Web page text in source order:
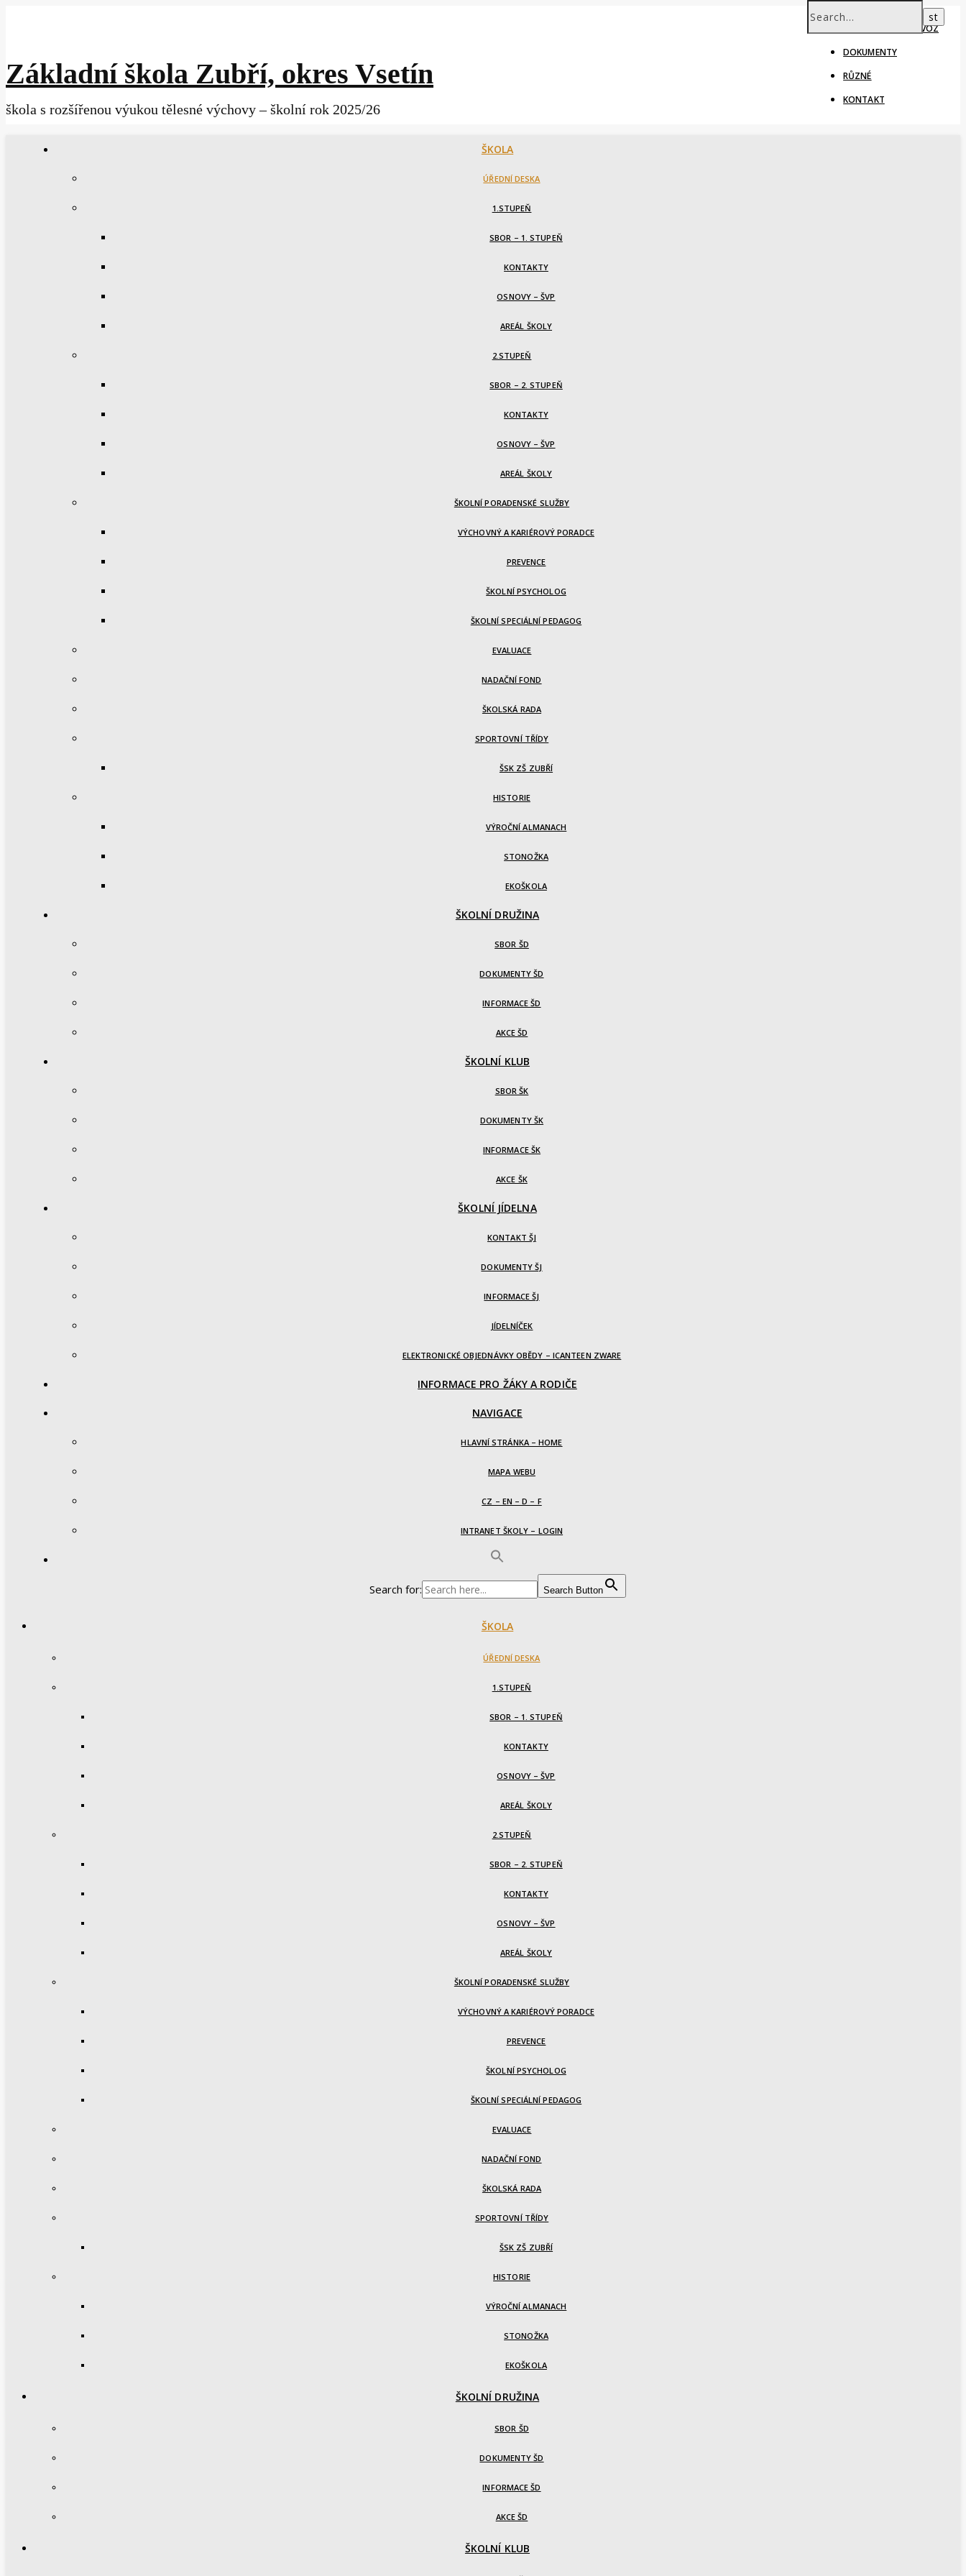
ŠKOLNÍ ROK – PROVOZ
DOKUMENTY
RŮZNÉ
KONTAKT
Základní škola Zubří, okres Vsetín
škola s rozšířenou výukou tělesné výchovy – školní rok 2025/26
ŠKOLA
ÚŘEDNÍ DESKA
1.STUPEŇ
SBOR – 1. STUPEŇ
KONTAKTY
OSNOVY – ŠVP
AREÁL ŠKOLY
2.STUPEŇ
SBOR – 2. STUPEŇ
KONTAKTY
OSNOVY – ŠVP
AREÁL ŠKOLY
ŠKOLNÍ PORADENSKÉ SLUŽBY
VÝCHOVNÝ A KARIÉROVÝ PORADCE
PREVENCE
ŠKOLNÍ PSYCHOLOG
ŠKOLNÍ SPECIÁLNÍ PEDAGOG
EVALUACE
NADAČNÍ FOND
ŠKOLSKÁ RADA
SPORTOVNÍ TŘÍDY
ŠSK ZŠ ZUBŘÍ
HISTORIE
VÝROČNÍ ALMANACH
STONOŽKA
EKOŠKOLA
ŠKOLNÍ DRUŽINA
SBOR ŠD
DOKUMENTY ŠD
INFORMACE ŠD
AKCE ŠD
ŠKOLNÍ KLUB
SBOR ŠK
DOKUMENTY ŠK
INFORMACE ŠK
AKCE ŠK
ŠKOLNÍ JÍDELNA
KONTAKT ŠJ
DOKUMENTY ŠJ
INFORMACE ŠJ
JÍDELNÍČEK
ELEKTRONICKÉ OBJEDNÁVKY OBĚDY – ICANTEEN ZWARE
INFORMACE PRO ŽÁKY A RODIČE
NAVIGACE
HLAVNÍ STRÁNKA – HOME
MAPA WEBU
CZ – EN – D – F
INTRANET ŠKOLY – LOGIN
Search for: Search Button
ŠKOLA
ÚŘEDNÍ DESKA
1.STUPEŇ
SBOR – 1. STUPEŇ
KONTAKTY
OSNOVY – ŠVP
AREÁL ŠKOLY
2.STUPEŇ
SBOR – 2. STUPEŇ
KONTAKTY
OSNOVY – ŠVP
AREÁL ŠKOLY
ŠKOLNÍ PORADENSKÉ SLUŽBY
VÝCHOVNÝ A KARIÉROVÝ PORADCE
PREVENCE
ŠKOLNÍ PSYCHOLOG
ŠKOLNÍ SPECIÁLNÍ PEDAGOG
EVALUACE
NADAČNÍ FOND
ŠKOLSKÁ RADA
SPORTOVNÍ TŘÍDY
ŠSK ZŠ ZUBŘÍ
HISTORIE
VÝROČNÍ ALMANACH
STONOŽKA
EKOŠKOLA
ŠKOLNÍ DRUŽINA
SBOR ŠD
DOKUMENTY ŠD
INFORMACE ŠD
AKCE ŠD
ŠKOLNÍ KLUB